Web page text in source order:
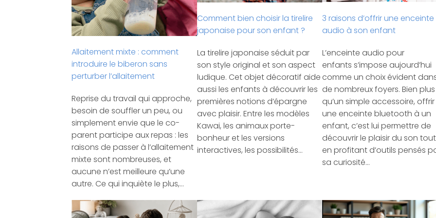
Allaitement mixte : comment
introduire le biberon sans
perturber l’allaitement
Reprise du travail qui approche,
besoin de souffler un peu, ou
simplement envie que le co-
parent participe aux repas : les
raisons de passer à l’allaitement
mixte sont nombreuses, et
aucune n’est meilleure qu’une
autre. Ce qui inquiète le plus,…
Comment bien choisir la tirelire
japonaise pour son enfant ?
La tirelire japonaise séduit par
son style original et son aspect
ludique. Cet objet décoratif aide
aussi les enfants à découvrir les
premières notions d’épargne
avec plaisir. Entre les modèles
Kawai, les animaux porte-
bonheur et les versions
interactives, les possibilités…
3 raisons d’offrir une enceinte
audio à son enfant
L’enceinte audio pour
enfants s’impose aujourd’hui
comme un choix évident
de nombreux foyers. Bien plus
qu’un simple accessoire, offrir
une enceinte bluetooth à un
enfant, c’est lui permettre de
découvrir le plaisir du son tout
en profitant d’outils pensés
sa curiosité…